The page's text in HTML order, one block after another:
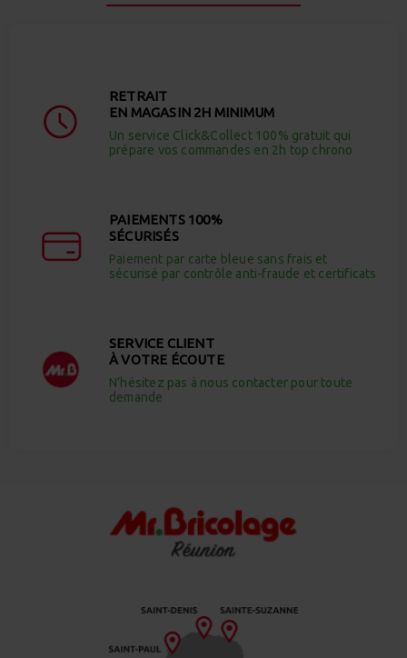
RETRAIT
EN MAGASIN 2H MINIMUM
Un service Click&Collect 100% gratuit qui
prépare vos commandes en 2h top chrono
PAIEMENTS 100%
SÉCURISÉS
Paiement par carte bleue sans frais et
sécurisé par contrôle anti-fraude et certificats
SERVICE CLIENT
À VOTRE ÉCOUTE
N’hésitez pas à nous contacter pour toute
demande